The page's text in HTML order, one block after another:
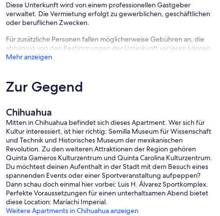
Diese Unterkunft wird von einem professionellen Gastgeber
verwaltet. Die Vermietung erfolgt zu gewerblichen, geschäftlichen
oder beruflichen Zwecken.
Für zusätzliche Personen fallen möglicherweise Gebühren an, die
abhängig von den Bestimmungen der Unterkunft variieren können.
Mehr anzeigen
Zur Gegend
Chihuahua
Mitten in Chihuahua befindet sich dieses Apartment. Wer sich für
Kultur interessiert, ist hier richtig: Semilla Museum für Wissenschaft
und Technik und Historisches Museum der mexikanischen
Revolution. Zu den weiteren Attraktionen der Region gehören
Quinta Gameros Kulturzentrum und Quinta Carolina Kulturzentrum.
Du möchtest deinen Aufenthalt in der Stadt mit dem Besuch eines
spannenden Events oder einer Sportveranstaltung aufpeppen?
Dann schau doch einmal hier vorbei: Luis H. Álvarez Sportkomplex.
Perfekte Voraussetzungen für einen unterhaltsamen Abend bietet
diese Location: Maríachi Imperial.
Weitere Apartments in Chihuahua anzeigen